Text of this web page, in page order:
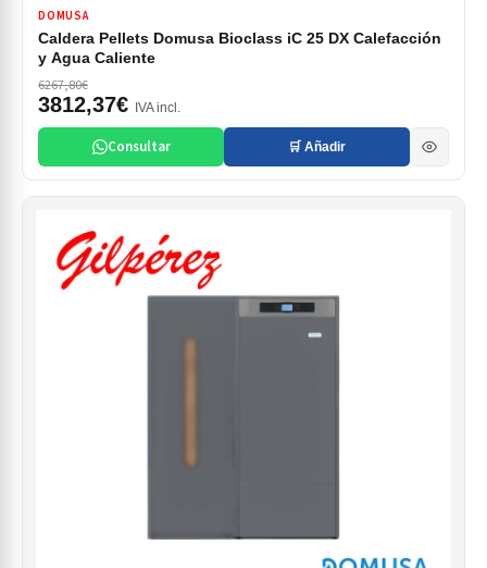
DOMUSA
Caldera Pellets Domusa Bioclass iC 25 DX Calefacción
y Agua Caliente
6267,80€
3812,37€ IVA incl.
Consultar 🛒 Añadir